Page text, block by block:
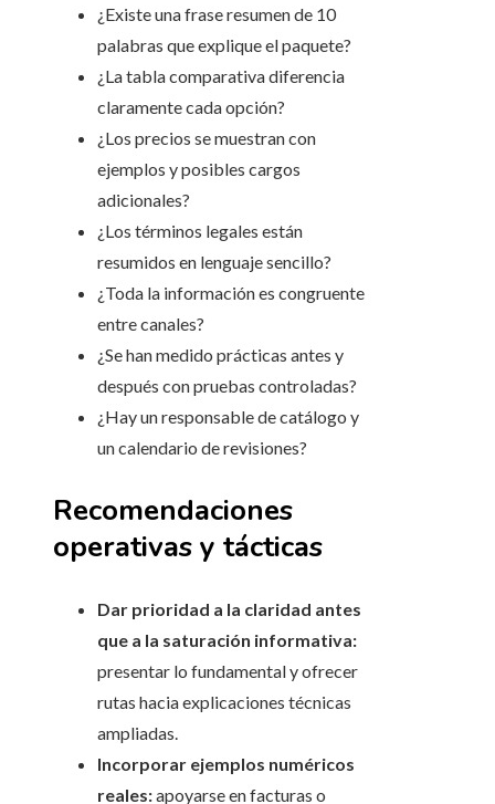
¿Existe una frase resumen de 10
palabras que explique el paquete?
¿La tabla comparativa diferencia
claramente cada opción?
¿Los precios se muestran con
ejemplos y posibles cargos
adicionales?
¿Los términos legales están
resumidos en lenguaje sencillo?
¿Toda la información es congruente
entre canales?
¿Se han medido prácticas antes y
después con pruebas controladas?
¿Hay un responsable de catálogo y
un calendario de revisiones?
Recomendaciones
operativas y tácticas
Dar prioridad a la claridad antes
que a la saturación informativa:
presentar lo fundamental y ofrecer
rutas hacia explicaciones técnicas
ampliadas.
Incorporar ejemplos numéricos
reales:apoyarse en facturas o